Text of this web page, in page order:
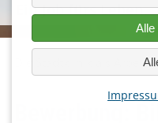
Ein Job fürs Leben.
Die Stadtklinik als
Drittländer für die ein oder kein
vorliegt sowie an Unternehmen
bestehenden
Selbstzertifizierung oder
oder für die erhebliche Risiken
Alle